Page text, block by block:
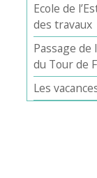
Ecole de
des travaux
Passage de
du Tour de
Les